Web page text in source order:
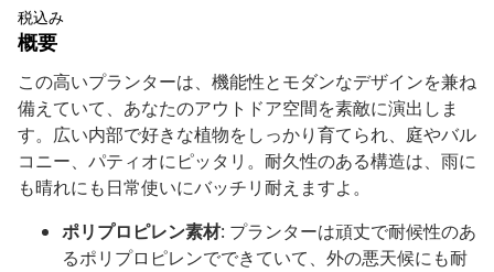
税込み
概要
この高いプランターは、機能性とモダンなデザインを兼ね
備えていて、あなたのアウトドア空間を素敵に演出しま
す。広い内部で好きな植物をしっかり育てられ、庭やバル
コニー、パティオにピッタリ。耐久性のある構造は、雨に
も晴れにも日常使いにバッチリ耐えますよ。
ポリプロピレン素材: プランターは頑丈で耐候性のあ
るポリプロピレンでできていて、外の悪天候にも耐